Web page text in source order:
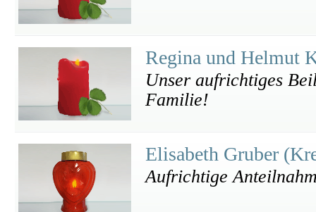
Regina und Helmut
Unser aufrichtiges
Familie!
Elisabeth Gruber
Aufrichtige